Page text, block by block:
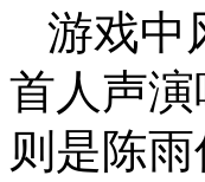
游戏中
首人声
则是陈